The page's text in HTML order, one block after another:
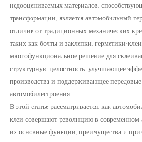
недооцениваемых материалов,
трансформации, является автомобильный
отличие от традиционных механических
таких как болты и заклепки, герметики-
многофункциональное решение для
структурную целостность, улучшающее
производства и поддерживающее передовые
автомобилестроения.
В этой статье рассматривается, как
клеи совершают революцию в современном
их основные функции, преимущества и